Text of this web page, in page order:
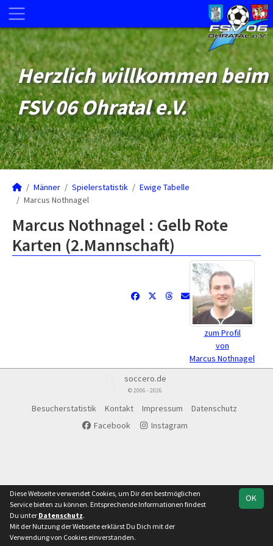
Herzlich willkommen beim
FSV 06 Ohratal e.V.
Männer Spielerstatistik
Ewige Tabelle
Marcus Nothnagel
Marcus Nothnagel : Gelb Rote
Karten (2.Mannschaft)
zum Profil
von
Marcus Nothnagel
soccero.de
© 2006 - 2026
Besucherstatistik Kontakt Impressum
Datenschutz
Facebook
Instagram
OK
Diese Webseite verwendet Cookies, um Dir den bestmöglichen
Service bieten zu können. Entsprechende Informationen findest
Du unter Datenschutz.
Mit der Nutzung der Webseite erklärst Du Dich mit der
Verwendung von Cookies einverstanden.